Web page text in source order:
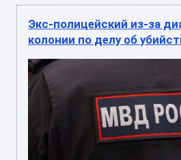
Экс-полицейский из-за
колонии по делу об